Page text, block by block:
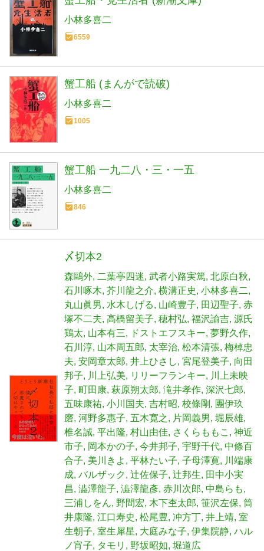
小林多喜二
6559
蟹工船 (まんがで読破)
小林多喜二
1005
蟹工船 一九二八・三・一五
小林多喜二
846
〆切本2
森鷗外 二葉亭四迷 武者小路実篤 北原白秋
石川啄木 芥川龍之介 横溝正史 小林多喜二
丸山眞男
水木しげる 山崎豊子 田辺聖子 赤
塚不二夫 高橋留美子 穂村弘 福沢諭吉 源氏
鶏太 山本有三 ドストエフスキー 夢野久作
石川淳 山本周五郎 太宰治 松本清張 梅棹忠
夫 安岡章太郎 井上ひさし 宮尾登美子 向田
邦子
川上弘美 リリーフランキー
川上未映
子 町田康 萩原朔太郎 滝井孝作 深沢七郎
五味康祐 小川国夫 吉村昭 校條剛
團伊玖
磨 河野多惠子 五木寛之 片岡義男 堀辰雄
椎名誠 平出隆 村山由佳 さくらももこ
神近
市子
岡本かの子 今井邦子 宇野千代 中條百
合子 美川きよ 平林たい子 子母澤寛
川端康
成 バルザック 辻佐保子 辻邦生
田中小実
昌 澁澤龍子 澁澤龍彥 赤川次郎 中島らも
三浦しをん 野間宏 木下杢太郎 笹沢左保 筒
井康隆 江口寿史 松尾豊 冲方丁 井上靖 室
生朝子 室生犀星 大庭みな子 伊集院静 ハル
ノ宵子
タモリ 野坂昭如 堀道広